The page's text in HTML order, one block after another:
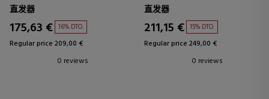
直发器
175,63 € 16% DTO.
Regular price 209,00 €
0 reviews
直发器
211,15 € 15% DTO.
Regular price 249,00 €
0 reviews